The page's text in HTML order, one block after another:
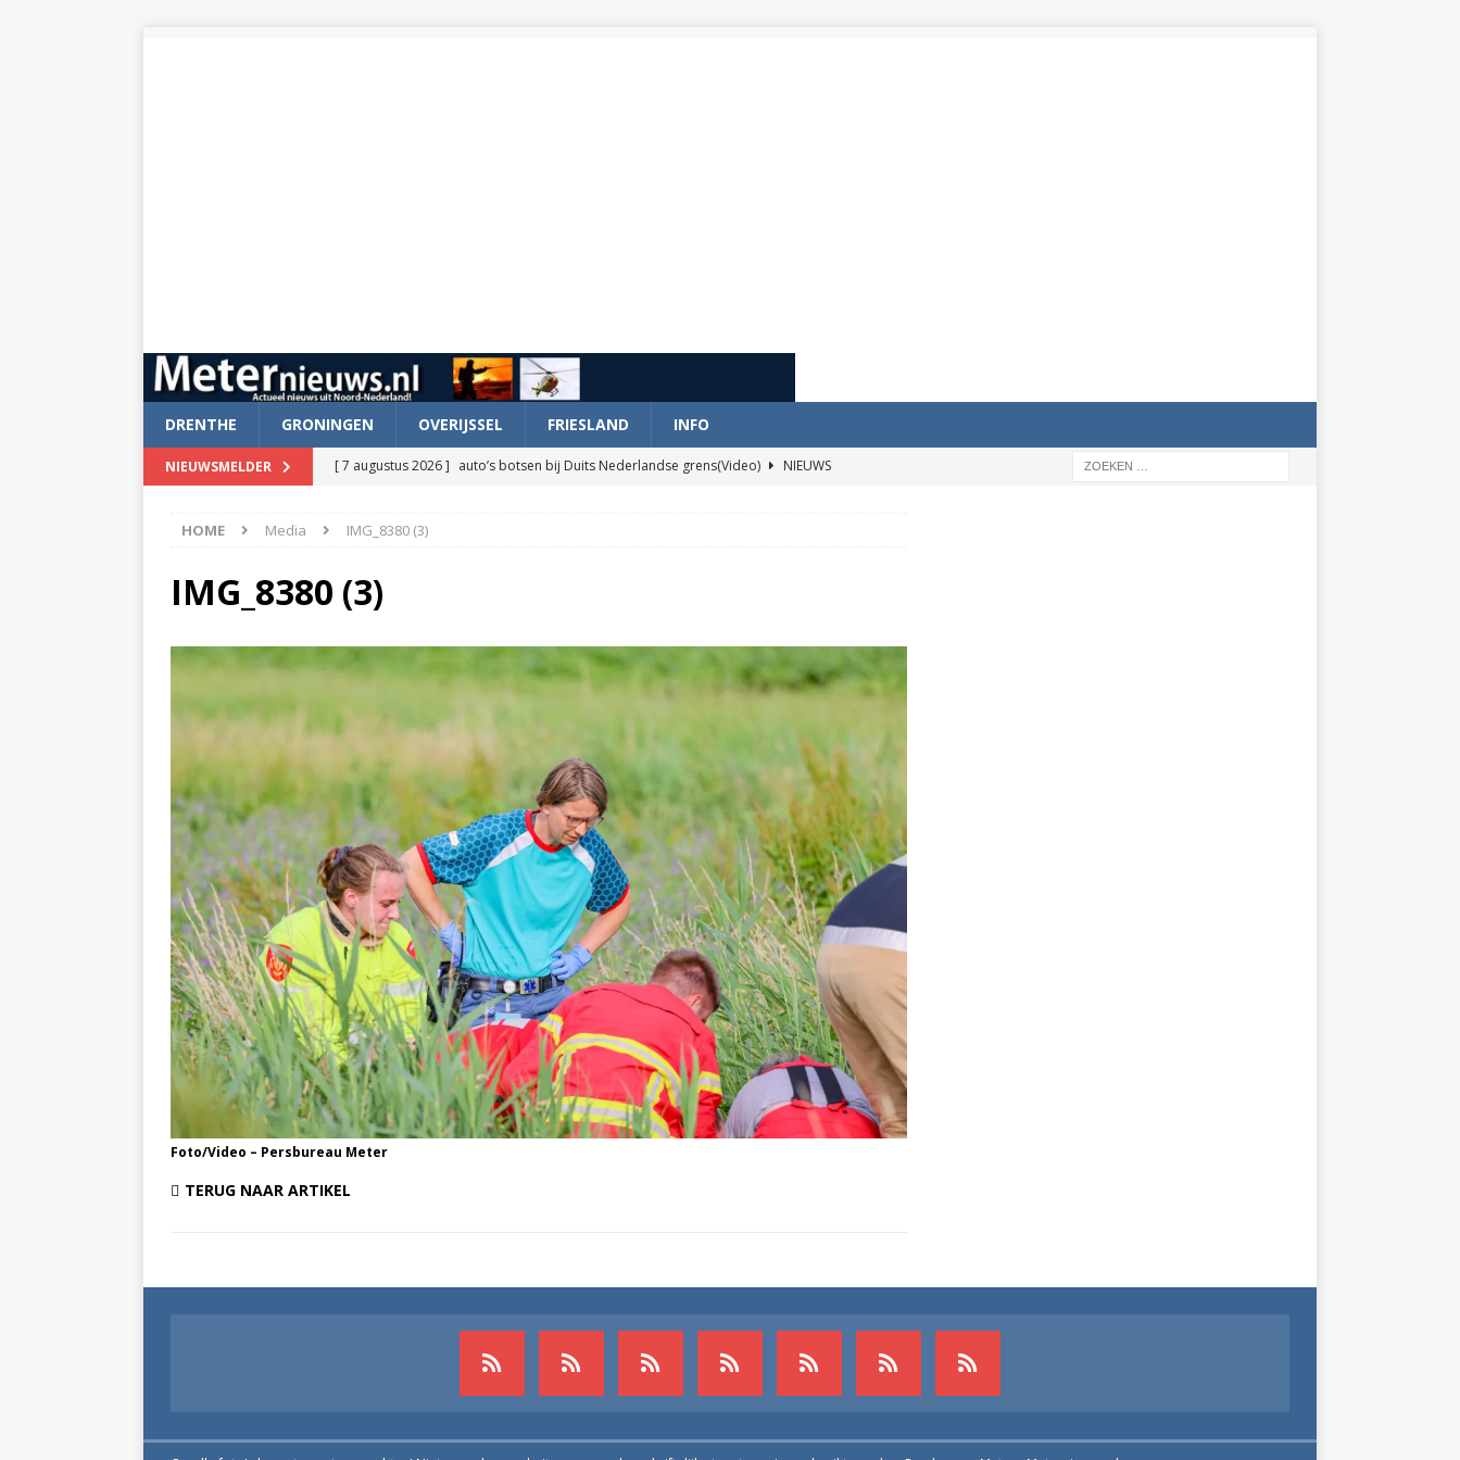
DRENTHE GRONINGEN OVERIJSSEL FRIESLAND INFO
NIEUWSMELDER [ 7 augustus 2026 ] auto’s botsen bij Duits Nederlandse grens(Video)
NIEUWS
[ 6 augustus 2026 ]
NIEUWS
[ 6 augustus 2026 ]
[ 7 augustus 2026 ] Surfer aangevaren op Schildmeer Steendam(Video) NIEUWS
HOME Media IMG_8380 (3)
IMG_8380 (3)
Foto/Video – Persbureau Meter
TERUG NAAR ARTIKEL